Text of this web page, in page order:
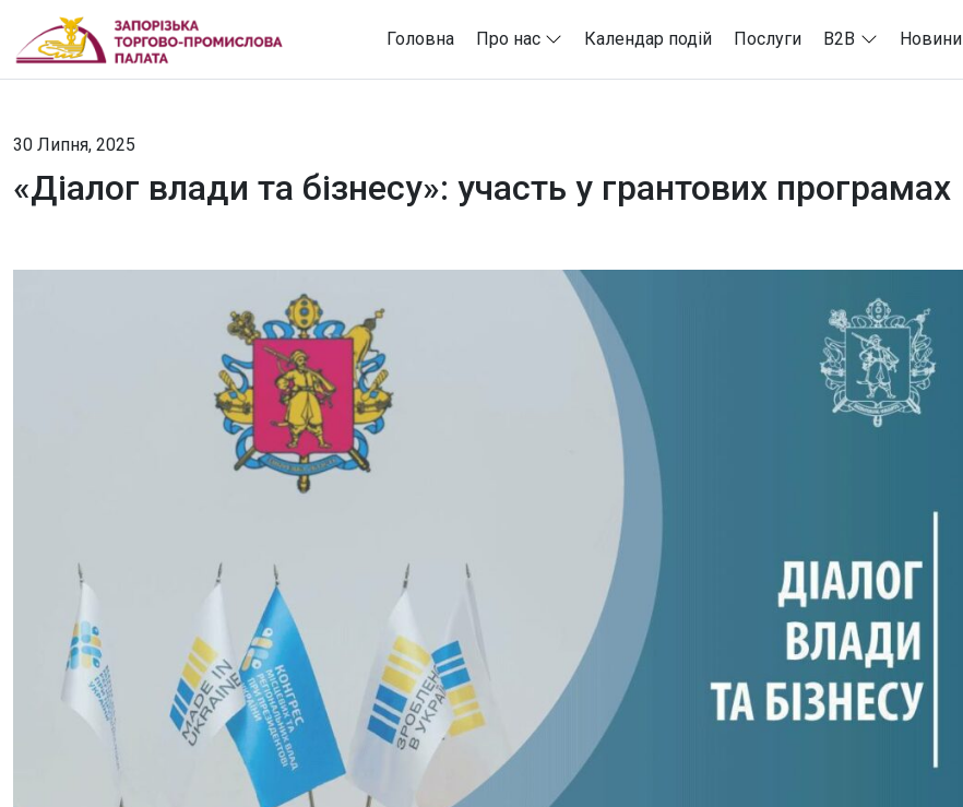
Головна Про нас Календар подій Послуги B2B Новини
30 Липня, 2025
«Діалог влади та бізнесу»: участь у грантових програмах